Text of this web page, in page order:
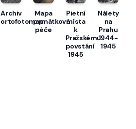
Archiv
ortofotomap
Mapa
památkové
péče
Pietní
místa
k
Pražskému
povstání
1945
Nálety
na
Prahu
1944-
1945